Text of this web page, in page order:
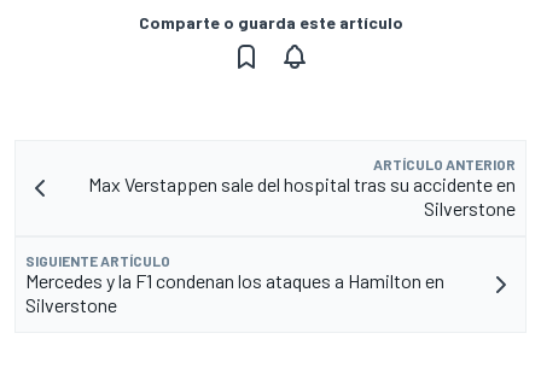
Comparte o guarda este artículo
ARTÍCULO ANTERIOR
Max Verstappen sale del hospital tras su accidente en
Silverstone
SIGUIENTE ARTÍCULO
Mercedes y la F1 condenan los ataques a Hamilton en
Silverstone